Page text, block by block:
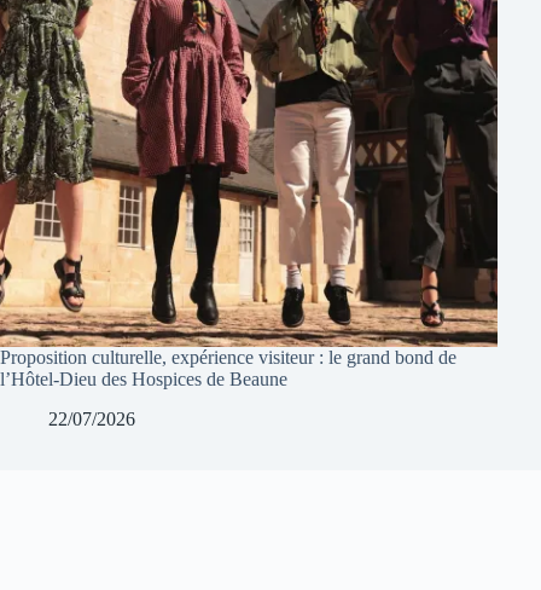
Proposition culturelle, expérience visiteur : le grand bond de
l’Hôtel-Dieu des Hospices de Beaune
22/07/2026